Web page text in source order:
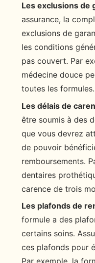
Les exclusions de
assurance, la
exclusions de
les conditions
pas couvert. Par
médecine douce
toutes les formules.
Les délais de
être soumis à des
que vous devrez
de pouvoir
remboursements.
dentaires
carence de trois
Les plafonds de
formule a des
certains soins.
ces plafonds pour
Par exemple, la